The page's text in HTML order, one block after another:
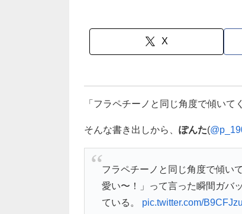
X
「フラペチーノと同じ角度で傾いて
そんな書き出しから、 ぽんた(
フラペチーノと同じ角度で傾い
愛い〜！」って言った瞬間ガバ
ている。 pic.twitter.com/